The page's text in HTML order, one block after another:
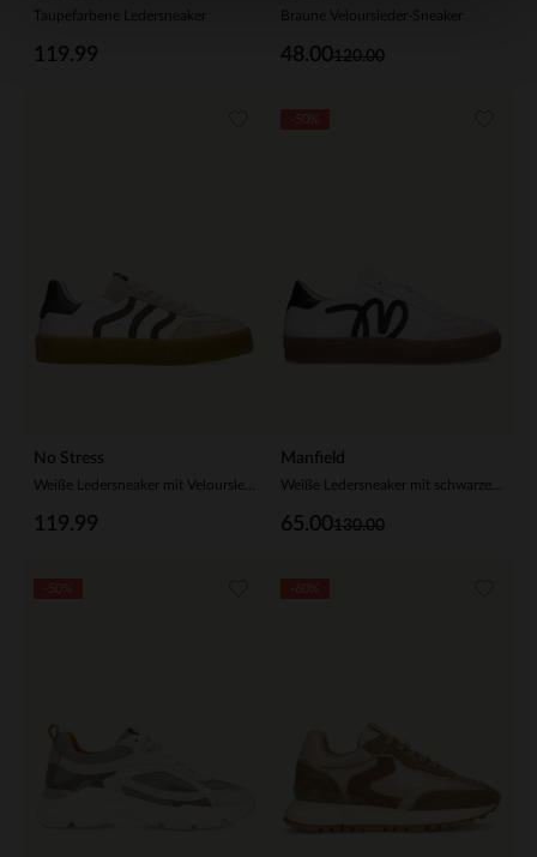
Taupefarbene Ledersneaker
119.99
Braune Veloursleder-Sneaker
120.00
48.00
No Stress
119.99
Manfield
130.00
65.00